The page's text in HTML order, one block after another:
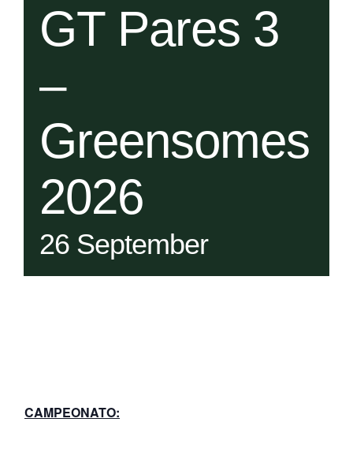
GT Pares 3
–
Greensomes
2026
26 September
CAMPEONATO: